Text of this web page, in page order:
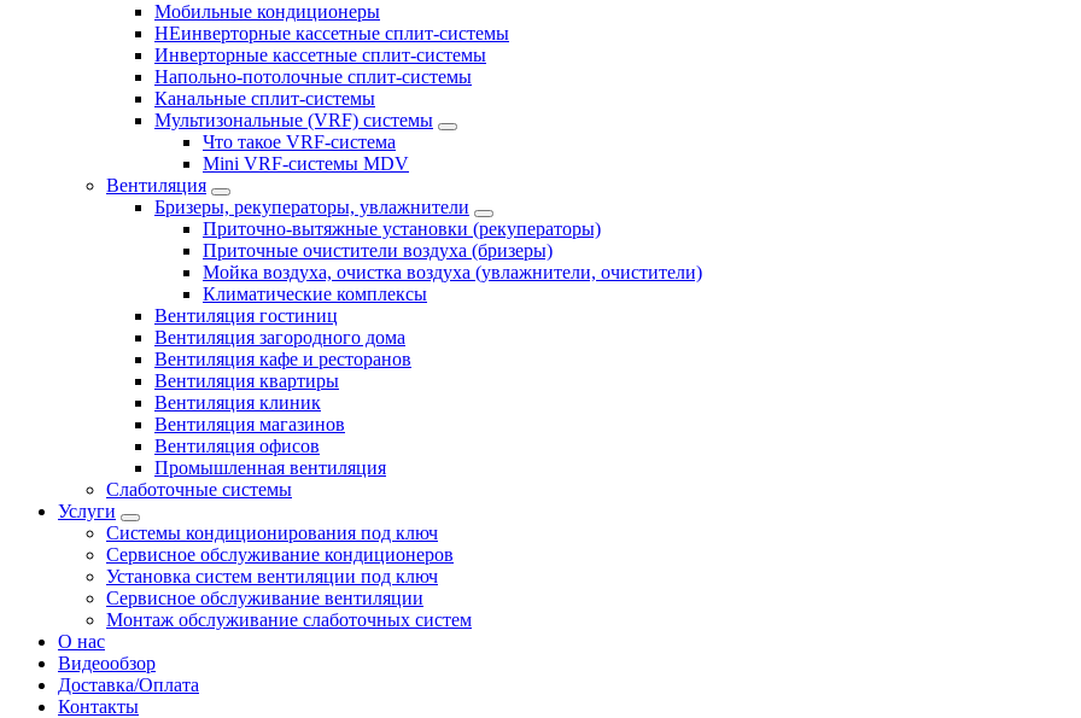
Мобильные кондиционеры
НЕинверторные кассетные сплит-системы
Инверторные кассетные сплит-системы
Напольно-потолочные сплит-системы
Канальные сплит-системы
Мультизональные (VRF) системы
Что такое VRF-система
Mini VRF-системы MDV
Вентиляция
Бризеры, рекуператоры, увлажнители
Приточно-вытяжные установки (рекуператоры)
Приточные очистители воздуха (бризеры)
Мойка воздуха, очистка воздуха (увлажнители, очистители)
Климатические комплексы
Вентиляция гостиниц
Вентиляция загородного дома
Вентиляция кафе и ресторанов
Вентиляция квартиры
Вентиляция клиник
Вентиляция магазинов
Вентиляция офисов
Промышленная вентиляция
Слаботочные системы
Услуги
Системы кондиционирования под ключ
Сервисное обслуживание кондиционеров
Установка систем вентиляции под ключ
Сервисное обслуживание вентиляции
Монтаж обслуживание слаботочных систем
О нас
Видеообзор
Доставка/Оплата
Контакты